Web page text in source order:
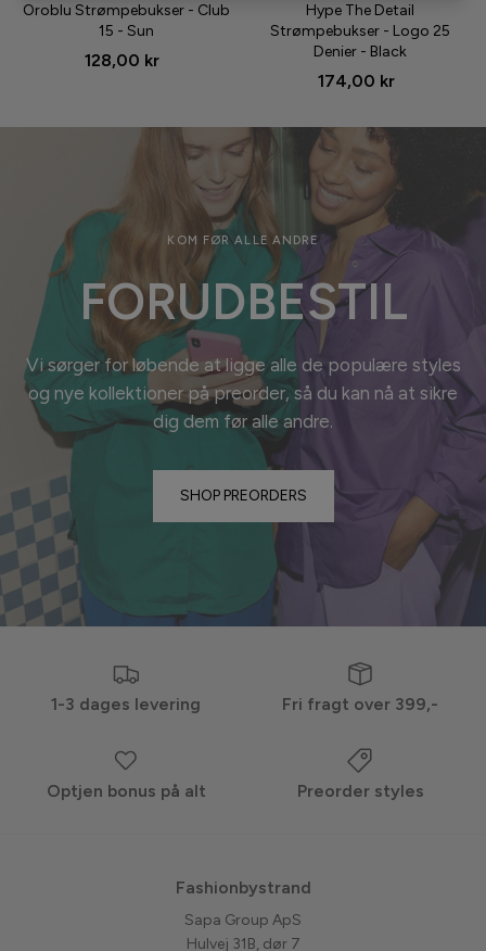
Oroblu Strømpebukser - Club
15 - Sun
128,00 kr
Hype The Detail
Strømpebukser - Logo 25
Denier - Black
174,00 kr
KOM FØR ALLE ANDRE
FORUDBESTIL
Vi sørger for løbende at ligge alle de populære styles
og nye kollektioner på preorder, så du kan nå at sikre
dig dem før alle andre.
SHOP PREORDERS
1-3 dages levering Fri fragt over 399,-
Optjen bonus på alt Preorder styles
Fashionbystrand
Sapa Group ApS
Hulvej 31B, dør 7